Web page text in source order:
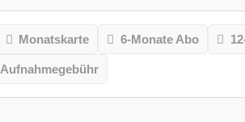
Monatskarte 6-Monate Abo
Aufnahmegebühr